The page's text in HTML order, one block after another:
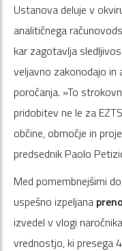
Ustanova deluje v
analitičnega
kar zagotavlja
veljavno zakonodajo
poročanja. »To
pridobitev ne le za
občine, območje in
predsednik Paolo
Med pomembnejšimi
uspešno izpeljana
izvedel v vlogi
vrednostjo, ki presega